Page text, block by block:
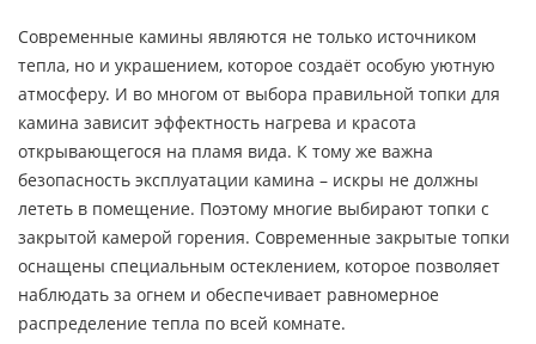
Современные камины являются не только источником
тепла, но и украшением, которое создаёт особую уютную
атмосферу. И во многом от выбора правильной топки для
камина зависит эффектность нагрева и красота
открывающегося на пламя вида. К тому же важна
безопасность эксплуатации камина – искры не должны
лететь в помещение. Поэтому многие выбирают топки с
закрытой камерой горения. Современные закрытые топки
оснащены специальным остеклением, которое позволяет
наблюдать за огнем и обеспечивает равномерное
распределение тепла по всей комнате.